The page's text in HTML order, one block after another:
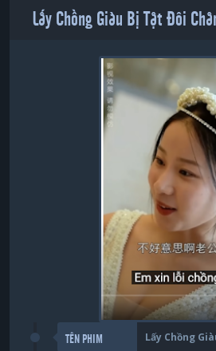
Lấy Chồng Giàu Bị Tật Đôi
TÊN PHIM Lấy Chồng